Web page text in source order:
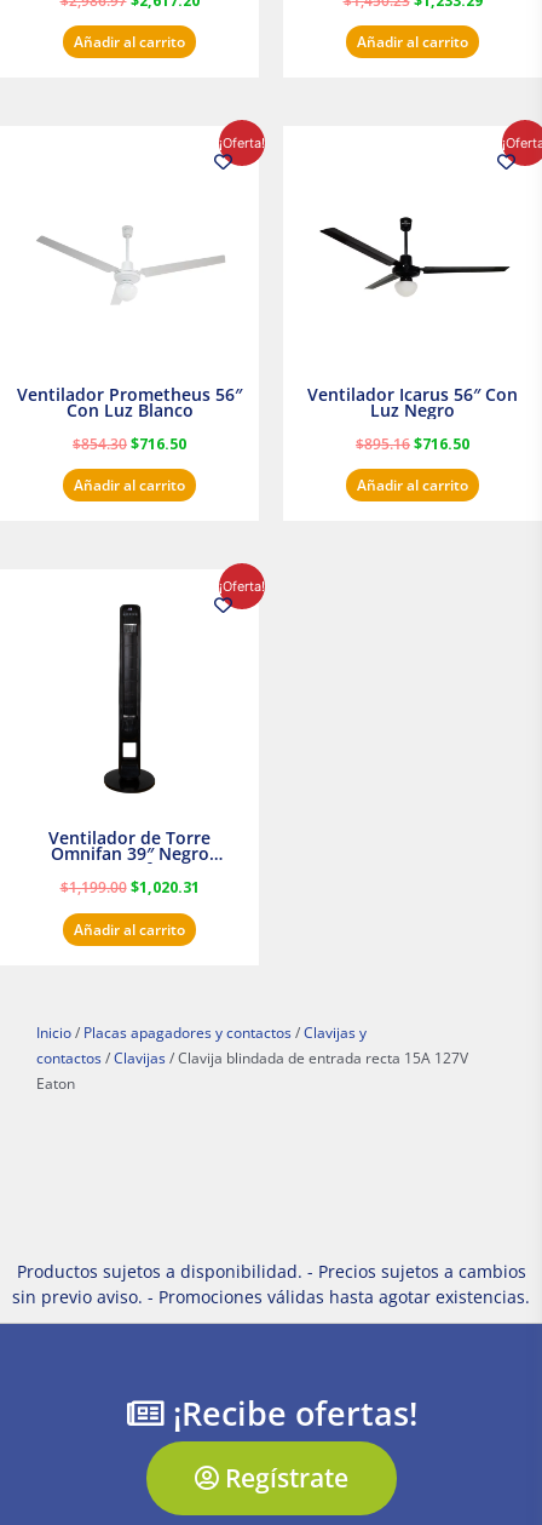
Añadir al carrito Añadir al carrito
¡Oferta!
Ventilador Prometheus 56″
Con Luz Blanco
$854.30$716.50
precio
actual
Añadir al carrito
Ventilador Icarus 56″ Con
Luz Negro
$895.16$716.50
precio
actual
Añadir al carrito
¡Oferta!
Ventilador de Torre
Omnifan 39″ Negro
Masterfan
$1,199.00
original
era:
$1,020.31
precio
actual
Añadir al carrito
Inicio / Placas apagadores y contactos / Clavijas y
contactos / Clavijas / Clavija blindada de entrada recta 15A 127V
Eaton
Productos sujetos a disponibilidad. - Precios sujetos a cambios
sin previo aviso. - Promociones válidas hasta agotar existencias.
¡Recibe ofertas!
Regístrate